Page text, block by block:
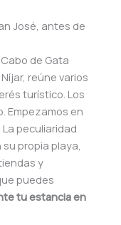
José, antes de
de Gata
reúne varios
turístico. Los
Empezamos en
peculiaridad
propia playa,
y
puedes
tu estancia en